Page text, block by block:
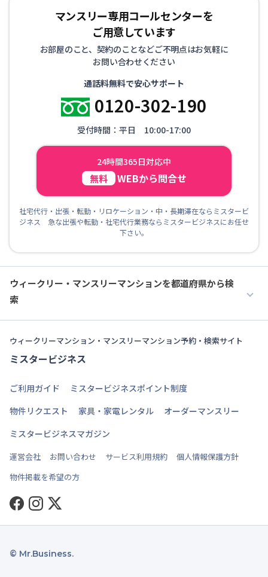
マンスリー専用コールセンターを
ご用意しています
お部屋のこと、契約のことなどご不明点はお気軽に
お問い合わせください
通話料無料で安心サポート
0120-302-190
受付時間：平日 10:00-17:00
24時間365日対応中
無料 WEBから問合せ
社宅代行・出張・転勤・リロケーション・中・長期滞在ならミスタービ
ジネス 急な出張や転勤・社宅代行業務ならミスタービジネスにお任せ
下さい。
ウィークリー・マンスリーマンションを都道府県から検
索
ウィークリーマンション・マンスリーマンション予約・検索サイト
ミスタービジネス
ご利用ガイド
ミスタービジネスポイント制度
物件リクエスト
家具・家電レンタル
オーダーマンスリー
ミスタービジネスマガジン
運営会社 お問い合わせ サービス利用規約
個人情報保護方針
物件掲載を希望の方
Facebook
Instagram
Twitter
© Mr.Business.